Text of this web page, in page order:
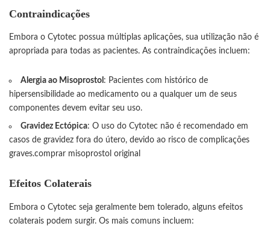
Contraindicações
Embora o Cytotec possua múltiplas aplicações, sua utilização não é
apropriada para todas as pacientes. As contraindicações incluem:
Alergia ao Misoprostol : Pacientes com histórico de
hipersensibilidade ao medicamento ou a qualquer um de seus
componentes devem evitar seu uso.
Gravidez Ectópica: O uso do Cytotec não é recomendado em
casos de gravidez fora do útero, devido ao risco de complicações
graves.comprar misoprostol original
Efeitos Colaterais
Embora o Cytotec seja geralmente bem tolerado, alguns efeitos
colaterais podem surgir. Os mais comuns incluem: